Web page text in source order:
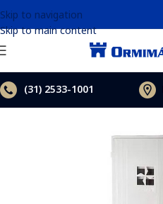
Skip to navigation
Skip to main content
(31) 2533-1001